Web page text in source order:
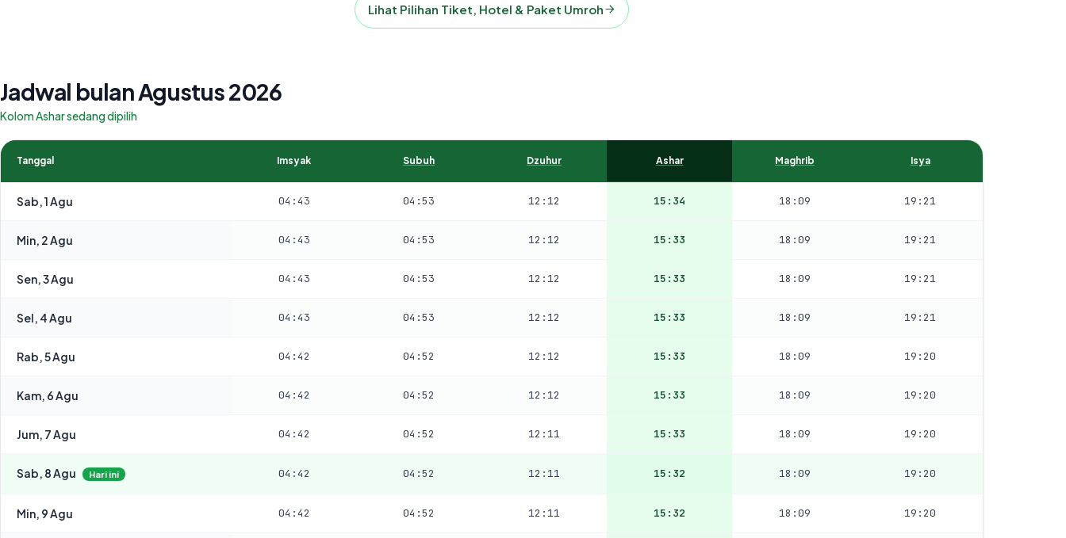
Lihat Pilihan Tiket, Hotel & Paket Umroh
Jadwal bulan Agustus 2026
Kolom Ashar sedang dipilih
Tanggal Imsyak Subuh Dzuhur Ashar Maghrib Isya
Sab, 1 Agu 04:43 04:53 12:12 15:34 18:09 19:21
Min, 2 Agu 04:43 04:53 12:12 15:33 18:09 19:21
Sen, 3 Agu 04:43 04:53 12:12 15:33 18:09 19:21
Sel, 4 Agu 04:43 04:53 12:12 15:33 18:09 19:21
Rab, 5 Agu 04:42 04:52 12:12 15:33 18:09 19:20
Kam, 6 Agu 04:42 04:52 12:12 15:33 18:09 19:20
Jum, 7 Agu 04:42 04:52 12:11 15:33 18:09 19:20
Sab, 8 Agu Hari ini 04:42 04:52 12:11 15:32 18:09 19:20
Min, 9 Agu 04:42 04:52 12:11 15:32 18:09 19:20